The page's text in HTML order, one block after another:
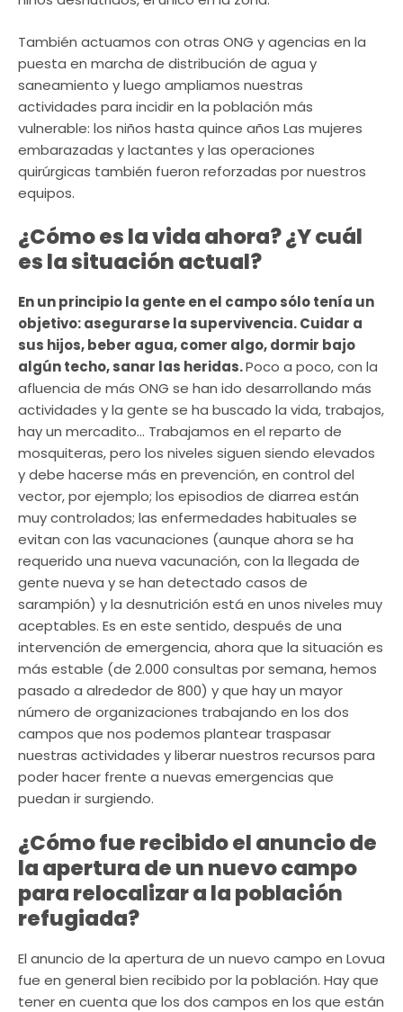
También actuamos con otras ONG y agencias en la
puesta en marcha de distribución de agua y
saneamiento y luego ampliamos nuestras
actividades para incidir en la población más
vulnerable: los niños hasta quince años Las mujeres
embarazadas y lactantes y las operaciones
quirúrgicas también fueron reforzadas por nuestros
equipos.
¿Cómo es la vida ahora? ¿Y cuál
es la situación actual?
En un principio la gente en el campo sólo tenía un
objetivo: asegurarse la supervivencia. Cuidar a
sus hijos, beber agua, comer algo, dormir bajo
algún techo, sanar las heridas.Poco a poco, con la
afluencia de más ONG se han ido desarrollando más
actividades y la gente se ha buscado la vida, trabajos,
hay un mercadito… Trabajamos en el reparto de
mosquiteras, pero los niveles siguen siendo elevados
y debe hacerse más en prevención, en control del
vector, por ejemplo; los episodios de diarrea están
muy controlados; las enfermedades habituales se
evitan con las vacunaciones (aunque ahora se ha
requerido una nueva vacunación, con la llegada de
gente nueva y se han detectado casos de
sarampión) y la desnutrición está en unos niveles muy
aceptables. Es en este sentido, después de una
intervención de emergencia, ahora que la situación es
más estable (de 2.000 consultas por semana, hemos
pasado a alrededor de 800) y que hay un mayor
número de organizaciones trabajando en los dos
campos que nos podemos plantear traspasar
nuestras actividades y liberar nuestros recursos para
poder hacer frente a nuevas emergencias que
puedan ir surgiendo.
¿Cómo fue recibido el anuncio de
la apertura de un nuevo campo
para relocalizar a la población
refugiada?
El anuncio de la apertura de un nuevo campo en Lovua
fue en general bien recibido por la población. Hay que
tener en cuenta que los dos campos en los que están